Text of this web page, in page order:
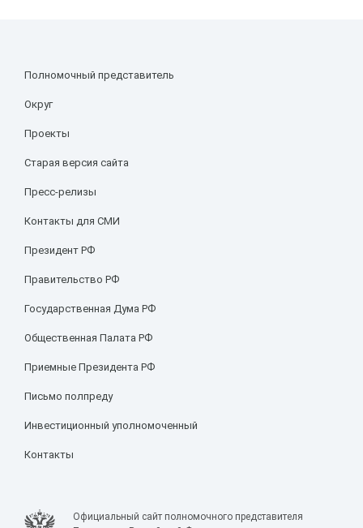
Полномочный представитель
Округ
Проекты
Старая версия сайта
Пресс-релизы
Контакты для СМИ
Президент РФ
Правительство РФ
Государственная Дума РФ
Общественная Палата РФ
Приемные Президента РФ
Письмо полпреду
Инвестиционный уполномоченный
Контакты
Официальный сайт полномочного представителя